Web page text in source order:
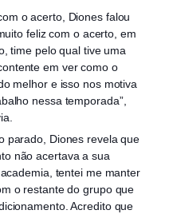
o acerto, Diones falou
feliz com o acerto, em
time pelo qual tive uma
em ver como o
melhor e isso nos motiva
nessa temporada”,
parado, Diones revela que
não acertava a sua
tentei me manter
o restante do grupo que
Acredito que